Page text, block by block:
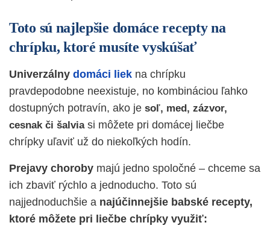
Toto sú najlepšie domáce recepty na
chrípku, ktoré musíte vyskúšať
Univerzálny domáci liek na chrípku
pravdepodobne neexistuje, no kombináciou ľahko
dostupných potravín, ako je soľ, med, zázvor,
cesnak či šalviasi môžete pri domácej liečbe
chrípky uľaviť už do niekoľkých hodín.
Prejavy choroby majú jedno spoločné – chceme sa
ich zbaviť rýchlo a jednoducho. Toto sú
najjednoduchšie a najúčinnejšie babské recepty,
ktoré môžete pri liečbe chrípky využiť: